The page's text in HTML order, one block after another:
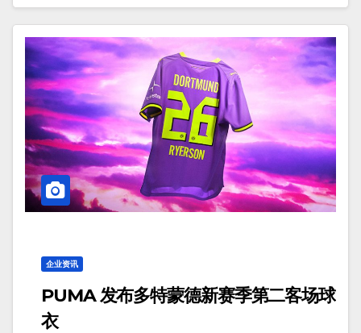
企业资讯
PUMA 发布多特蒙德新赛季第二客场球
衣